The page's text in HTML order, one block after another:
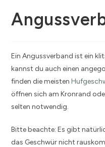
Ein Angussverband ist ein
kannst du auch einen
finden die meisten
öffnen sich am Kronrand
selten notwendig.
Bitte beachte: Es gibt
das Geschwür nicht